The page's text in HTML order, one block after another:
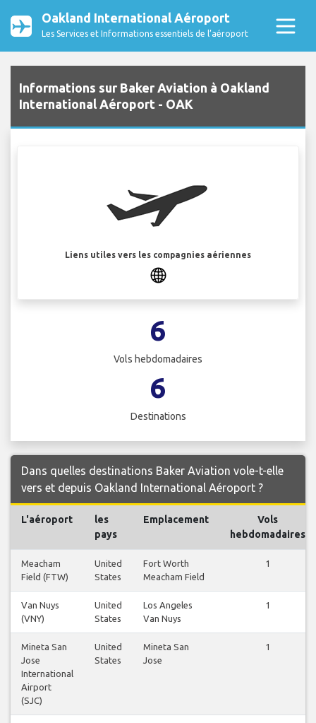
Oakland International Aéroport
Les Services et Informations essentiels de l’aéroport
Informations sur Baker Aviation à Oakland
International Aéroport - OAK
Liens utiles vers les compagnies aériennes
6
Vols hebdomadaires
6
Destinations
Dans quelles destinations Baker Aviation vole-t-elle
vers et depuis Oakland International Aéroport ?
L'aéroport
les
pays
Emplacement
Vols
hebdomadaires
Meacham
Field (FTW)
United
States
Fort Worth
Meacham Field
1
Van Nuys
(VNY)
United
States
Los Angeles
Van Nuys
1
Mineta San
Jose
International
Airport
(SJC)
United
States
Mineta San
Jose
1